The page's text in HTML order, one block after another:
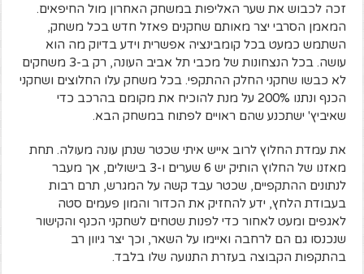
זכה לכבוש את שער האליפות במשחק האחרון מול החיפאים.
המאמן הסרבי יצר מאותם שחקנים פאזל חדש בכל משחק,
השתמש כמעט בכל קומבינציה אפשרית וידע בדיוק מה הוא
עושה. בכל הנצחונות של מכבי תל אביב העונה, רק ב-3 משחקים
לא כבשו שחקני החלק ההתקפי. בכל משחק עלו החלוצים ושחקני
הכנף ונתנו 200% על מנת להוכיח את מקומם בהרכב כדי
שאיביץ' ישתכנע שהם ראויים לפתוח במשחק הבא.
את עמדת החלוץ לרוב אייש איתי שכטר שנתן עונה מעולה. תחת
מאזנו של החלוץ הותיק יש 6 שערים ו-3 בישולים, אך מעבר
לנתונים ההתקפיים, שכטר עבד קשה על המגרש, תרם רבות
בעבודת הלחץ, ידע להחזיק את הכדור והמון פעמים סטה
לאגפים ומעט לאחור כדי לפנות שטחים לשחקני הכנף והקישור
שנכנסו גם הם לרחבה ואיימו על השאר, וכך יצר גיוון רב
בהתקפות הקבוצה בעזרת התנועה שלו בלבד.